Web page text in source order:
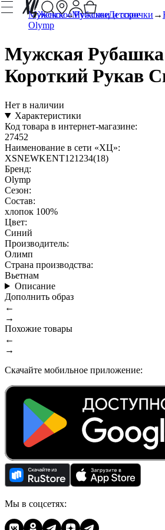
ЖенскоеМужскоеДетское
Мужское Рубашки и сорочки
Olymp
Мужская
Короткий Рукав
Нет в наличии
Характеристики
Код товара в интернет-магазине:
27452
Наименование в сети «ХЦ»:
XSNEWKENT121234(18)
Бренд:
Olymp
Сезон:
Состав:
хлопок 100%
Цвет:
Синий
Производитель:
Олимп
Страна производства:
Вьетнам
Описание
Дополнить образ
←
→
Похожие товары
←
→
Скачайте мобильное приложение:
Мы в соцсетях: